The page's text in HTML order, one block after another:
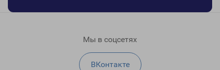
Мы в соцсетях
ВКонтакте